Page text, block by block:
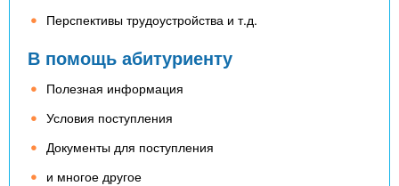
Перспективы трудоустройства и т.д.
В помощь абитуриенту
Полезная информация
Условия поступления
Документы для поступления
и многое другое